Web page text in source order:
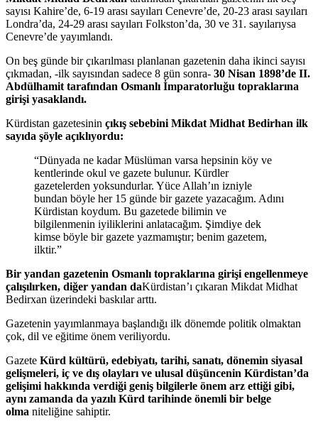
sayısı Kahire’de, 6-19 arası sayıları Cenevre’de, 20-23 arası sayıları
Londra’da, 24-29 arası sayıları Folkston’da, 30 ve 31. sayılarıysa
Cenevre’de yayımlandı.
On beş günde bir çıkarılması planlanan gazetenin daha ikinci sayısı
çıkmadan, -ilk sayısından sadece 8 gün sonra- 30 Nisan 1898’de II.
Abdülhamit tarafından Osmanlı İmparatorluğu topraklarına
girişi yasaklandı.
Kürdistan gazetesinin çıkış sebebini Mikdat Midhat Bedirhan ilk
sayıda şöyle açıklıyordu:
“Dünyada ne kadar Müslüman varsa hepsinin köy ve
kentlerinde okul ve gazete bulunur. Kürdler
gazetelerden yoksundurlar. Yüce Allah’ın izniyle
bundan böyle her 15 günde bir gazete yazacağım. Adını
Kürdistan koydum. Bu gazetede bilimin ve
bilgilenmenin iyiliklerini anlatacağım. Şimdiye dek
kimse böyle bir gazete yazmamıştır; benim gazetem,
ilktir.”
Bir yandan gazetenin Osmanlı topraklarına girişi engellenmeye
çalışılırken, diğer yandan daKürdistan’ı çıkaran Mikdat Midhat
Bedirxan üzerindeki baskılar arttı.
Gazetenin yayımlanmaya başlandığı ilk dönemde politik olmaktan
çok, dil ve eğitime önem veriliyordu.
Gazete Kürd kültürü, edebiyatı, tarihi, sanatı, dönemin siyasal
gelişmeleri, iç ve dış olayları ve ulusal düşüncenin Kürdistan’da
gelişimi hakkında verdiği geniş bilgilerle önem arz ettiği gibi,
aynı zamanda da yazılı Kürd tarihinde önemli bir belge
olma niteliğine sahiptir.